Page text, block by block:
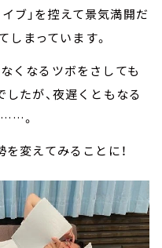
ブ」を控えて景気満開だ
しまっています。
くなるツボをさしても
したが、夜遅くともなる
。
変えてみることに！